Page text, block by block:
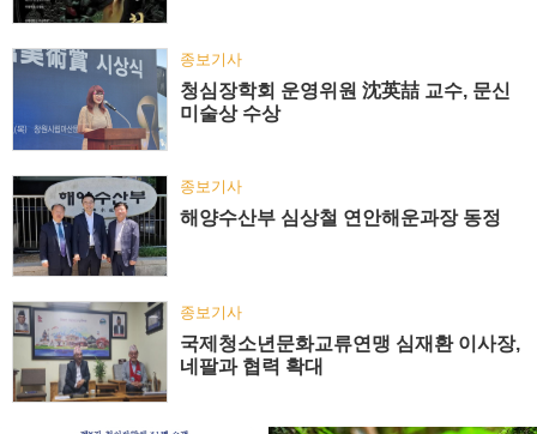
종보기사
청심장학회 운영위원 沈英喆 교수, 문신
미술상 수상
종보기사
해양수산부 심상철 연안해운과장 동정
종보기사
국제청소년문화교류연맹 심재환 이사장,
네팔과 협력 확대